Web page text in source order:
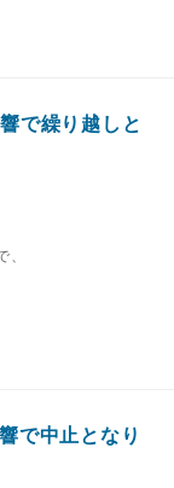
で繰り越しと
で中止となり